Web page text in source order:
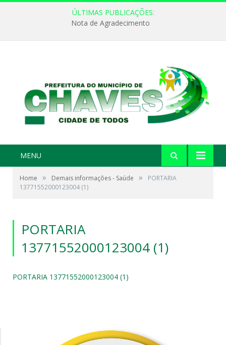
ÚLTIMAS PUBLICAÇÕES:
Nota de Agradecimento
MENU
Home » Demais informações - Saúde »
PORTARIA
13771552000123004 (1)
PORTARIA
13771552000123004 (1)
PORTARIA 13771552000123004 (1)